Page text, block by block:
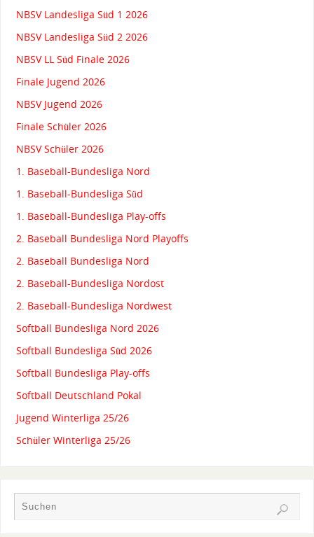
NBSV Landesliga Süd 1 2026
NBSV Landesliga Süd 2 2026
NBSV LL Süd Finale 2026
Finale Jugend 2026
NBSV Jugend 2026
Finale Schüler 2026
NBSV Schüler 2026
1. Baseball-Bundesliga Nord
1. Baseball-Bundesliga Süd
1. Baseball-Bundesliga Play-offs
2. Baseball Bundesliga Nord Playoffs
2. Baseball Bundesliga Nord
2. Baseball-Bundesliga Nordost
2. Baseball-Bundesliga Nordwest
Softball Bundesliga Nord 2026
Softball Bundesliga Süd 2026
Softball Bundesliga Play-offs
Softball Deutschland Pokal
Jugend Winterliga 25/26
Schüler Winterliga 25/26